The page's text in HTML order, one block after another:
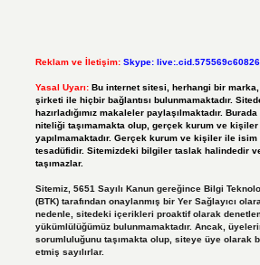
Reklam ve İletişim: Skype:
Yasal Uyarı: Bu internet sitesi, herhangi bir
şirketi ile hiçbir bağlantısı bulunmamaktadır.
hazırladığımız makaleler paylaşılmaktadır.
niteliği taşımamakta olup, gerçek kurum ve kişiler
yapılmamaktadır. Gerçek kurum ve kişiler ile
tesadüfidir. Sitemizdeki bilgiler taslak halindedir
taşımazlar.
Sitemiz, 5651 Sayılı Kanun gereğince Bilgi
(BTK) tarafından onaylanmış bir Yer Sağlayıcı
nedenle, sitedeki içerikleri proaktif olarak
yükümlülüğümüz bulunmamaktadır. Ancak,
sorumluluğunu taşımakta olup, siteye üye olarak
etmiş sayılırlar.